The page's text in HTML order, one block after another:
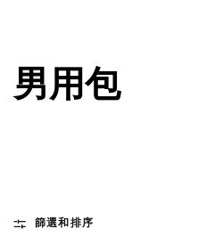
男用包
篩選和排序